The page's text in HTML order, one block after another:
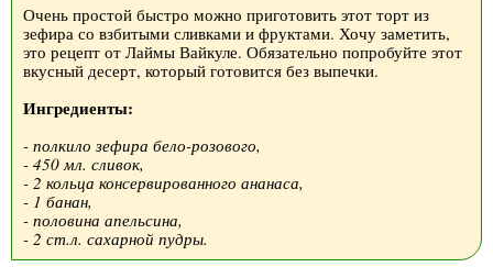
Очень простой быстро можно приготовить этот торт из
зефира со взбитыми сливками и фруктами. Хочу заметить,
это рецепт от Лаймы Вайкуле. Обязательно попробуйте этот
вкусный десерт, который готовится без выпечки.
Ингредиенты:
- полкило зефира бело-розового,
- 450 мл. сливок,
- 2 кольца консервированного ананаса,
- 1 банан,
- половина апельсина,
- 2 ст.л. сахарной пудры.